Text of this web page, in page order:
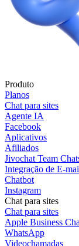
Produto
Planos
Chat para sites
Agente IA
Facebook
Aplicativos
Afiliados
Jivochat Team
Integração de E-
Chatbot
Instagram
Chat para sites
Chat para sites
Apple Business
WhatsApp
Videochamadas